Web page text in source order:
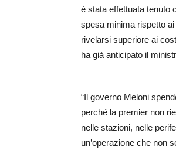
è stata effettuata tenuto
spesa minima rispetto ai
rivelarsi superiore ai
ha già anticipato il
“Il governo Meloni
perché la premier non
nelle stazioni, nelle
un’operazione che non